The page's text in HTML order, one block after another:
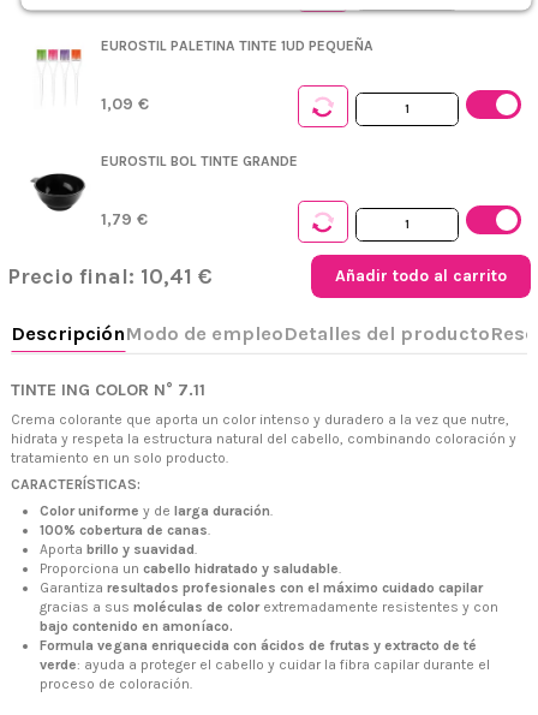
EUROSTIL PALETINA TINTE 1UD PEQUEÑA
1,09 €
EUROSTIL BOL TINTE GRANDE
1,79 €
Precio final: 10,41 € Añadir todo al carrito
DescripciónModo de empleo Detalles del producto
TINTE ING COLOR N° 7.11
Crema colorante que aporta un color intenso y duradero a la vez que nutre,
hidrata y respeta la estructura natural del cabello, combinando coloración y
tratamiento en un solo producto.
CARACTERÍSTICAS:
Color uniforme y de larga duración.
100% cobertura de canas.
Aporta brillo y suavidad.
Proporciona un cabello hidratado y saludable.
Garantiza resultados profesionales con el máximo cuidado capilar
gracias a sus moléculas de colorextremadamente resistentes y con
bajo contenido en amoníaco.
Formula vegana enriquecida con ácidos de frutas y extracto de té
verde: ayuda a proteger el cabello y cuidar la fibra capilar durante el
proceso de coloración.
+34 968 06 63 44L-V 10:00 - 14:00
+34 601 27 80 18
Avenida de los Dolores 32, Murcia